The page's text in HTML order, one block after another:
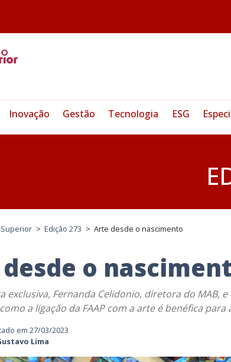
Inovação Gestão Tecnologia ESG
> Edição 273 > Arte desde o nascimento
o
exclusiva, Fernanda Celidonio, diretora do MAB,
a ligação da FAAP com a arte é benéfica para
em 27/03/2023
Lima